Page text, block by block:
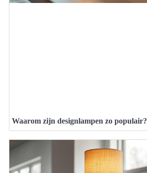
Waarom zijn designlampen zo populair?